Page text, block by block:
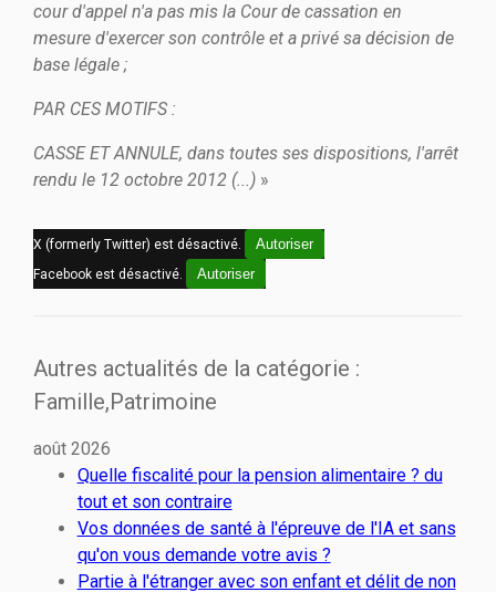
cour d'appel n'a pas mis la Cour de cassation en
mesure d'exercer son contrôle et a privé sa décision de
base légale ;
PAR CES MOTIFS :
CASSE ET ANNULE, dans toutes ses dispositions, l'arrêt
rendu le 12 octobre 2012 (...)»
X (formerly Twitter) est désactivé. Autoriser
Facebook est désactivé. Autoriser
Autres actualités de la catégorie :
Famille,Patrimoine
août 2026
Quelle fiscalité pour la pension alimentaire ? du
tout et son contraire
Vos données de santé à l'épreuve de l'IA et sans
qu'on vous demande votre avis ?
Partie à l'étranger avec son enfant et délit de non